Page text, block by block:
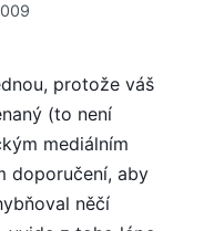
protože váš
(to není
mediálním
doporučení, aby
něčí